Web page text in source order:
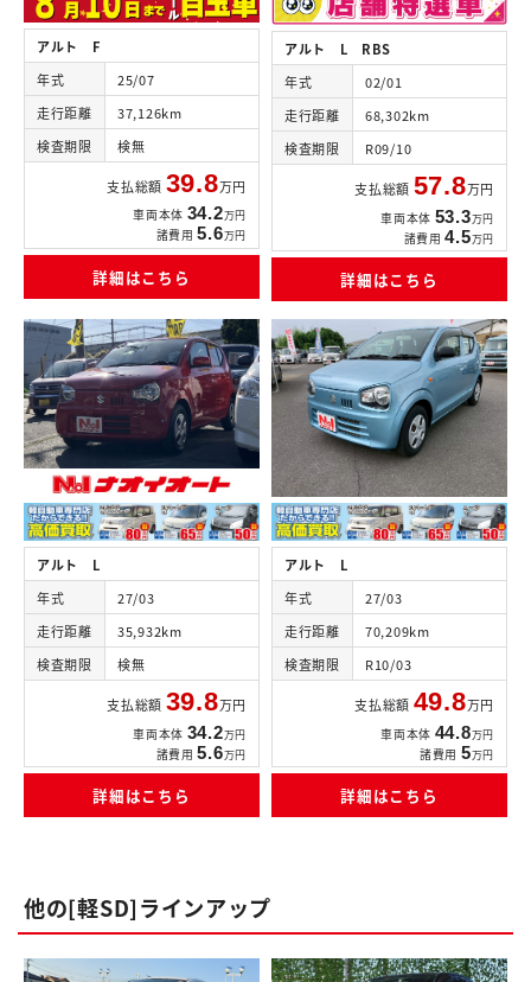
アルト F
年式
25/07
走行距離
37,126km
検査期限
検無
支払総額 39.8万円
車両本体 34.2万円
諸費用 5.6万円
詳細はこちら
アルト L RBS
年式
02/01
走行距離
68,302km
検査期限
R09/10
支払総額 57.8万円
車両本体 53.3万円
諸費用 4.5万円
詳細はこちら
アルト L
年式
27/03
走行距離
35,932km
検査期限
検無
支払総額 39.8万円
車両本体 34.2万円
諸費用 5.6万円
詳細はこちら
アルト L
年式
27/03
走行距離
70,209km
検査期限
R10/03
支払総額 49.8万円
車両本体 44.8万円
諸費用 5万円
詳細はこちら
他の[軽SD]ラインアップ